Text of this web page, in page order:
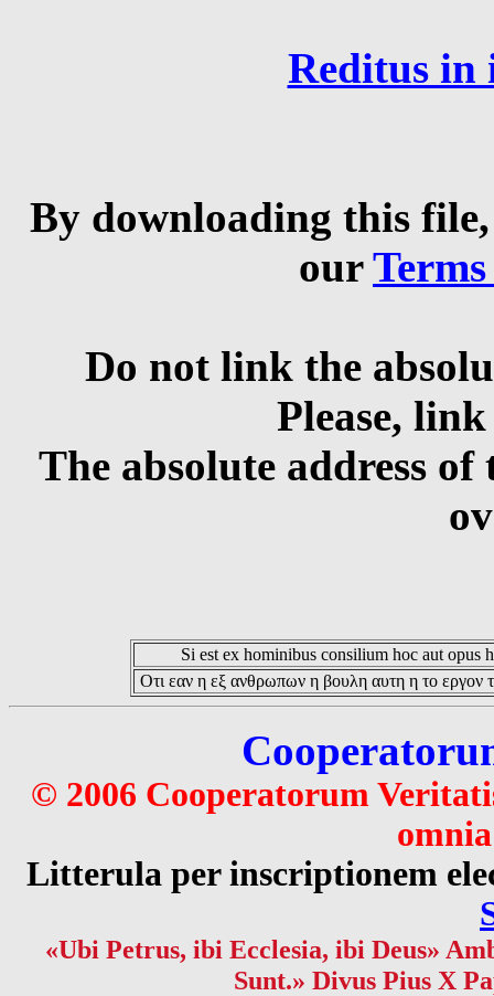
Reditus in
By downloading this
our
Do not link the
Please,
The absolute address
Si est ex hominibus consilium hoc aut opus
Οτι εαν η εξ ανθρωπων η βουλη αυτη η το εργον
© 2006 Cooperatorum
Litterula per inscriptionem
«Ubi Petrus, ibi Ecclesia, ibi Deus»
Sunt.» Divus Pius X